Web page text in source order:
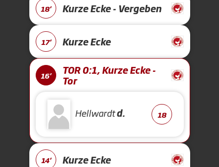
18' Kurze Ecke - Vergeben
17' Kurze Ecke
16'
TOR 0:1, Kurze Ecke -
Tor
Hellwardtd. 18
14' Kurze Ecke